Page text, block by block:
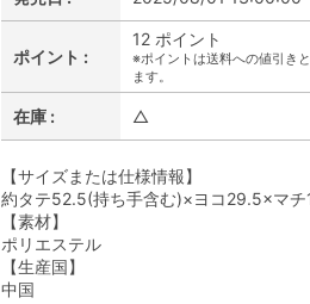
ポイント :
12 ポイント
※ポイントは送料への値引き
ます。
在庫 : △
【サイズまたは仕様情報】
約タテ52.5(持ち手含む)×ヨコ29.5×マチ
【素材】
ポリエステル
【生産国】
中国